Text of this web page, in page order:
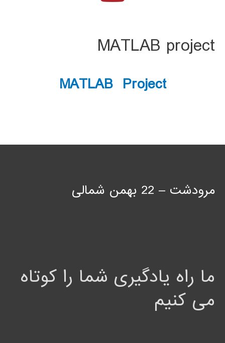
MATLAB project
MATLAB Project
مرودشت – 22 بهمن شمالی
ما راه یادگیری شما را کوتاه
می کنیم